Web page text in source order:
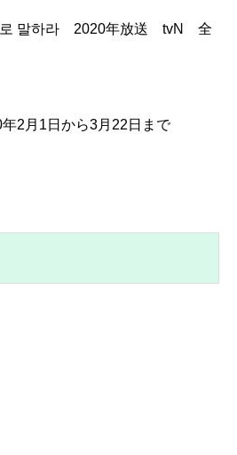
로 말하라 2020年放送 tvN 全
年2月1日から3月22日まで